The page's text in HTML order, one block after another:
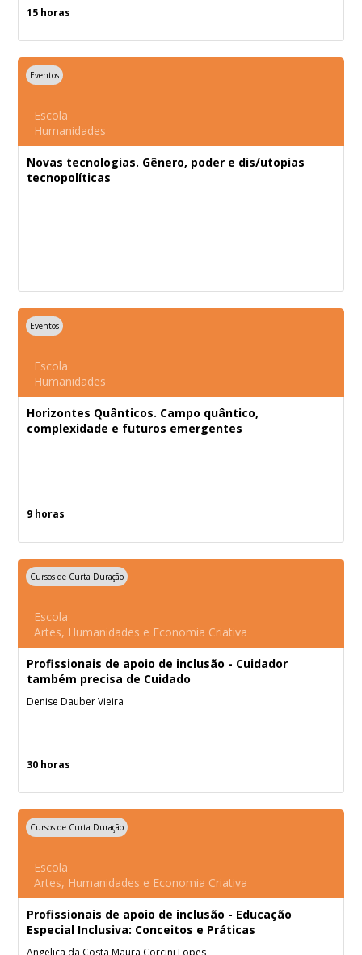
15 horas
Eventos
Escola
Humanidades
Novas tecnologias. Gênero, poder e dis/utopias
tecnopolíticas
Eventos
Escola
Humanidades
Horizontes Quânticos. Campo quântico,
complexidade e futuros emergentes
9 horas
Cursos de Curta Duração
Escola
Artes, Humanidades e Economia Criativa
Profissionais de apoio de inclusão - Cuidador
também precisa de Cuidado
Denise Dauber Vieira
30 horas
Cursos de Curta Duração
Escola
Artes, Humanidades e Economia Criativa
Profissionais de apoio de inclusão - Educação
Especial Inclusiva: Conceitos e Práticas
Angelica da Costa Maura Corcini Lopes